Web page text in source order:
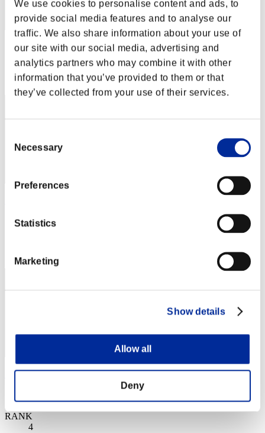
We use cookies to personalise content and ads, to
provide social media features and to analyse our
traffic. We also share information about your use of
our site with our social media, advertising and
analytics partners who may combine it with other
information that you’ve provided to them or that
they’ve collected from your use of their services.
Selection
Necessary
Preferences
Statistics
Marketing
Show details
Allow all
Deny
スコア: -
RANK
2
スコア:Lv:20/09'01"86
AlbertoFSA06
RANK
4